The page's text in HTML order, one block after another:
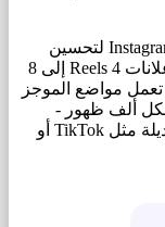
يتتبع المسوقون التكلفة لكل ألف ظهور في Instagram لتحسين
الإنفاق الإبداعي عبر المواضع - يبلغ متوسط ​​إعلانات Reels 4 إلى 8
تعمل مواضع الموجز
للتكلفة لكل ألف ظهور -
ولتبرير ميزانيات Instagram مقابل القنوات البديلة مثل TikTok أو